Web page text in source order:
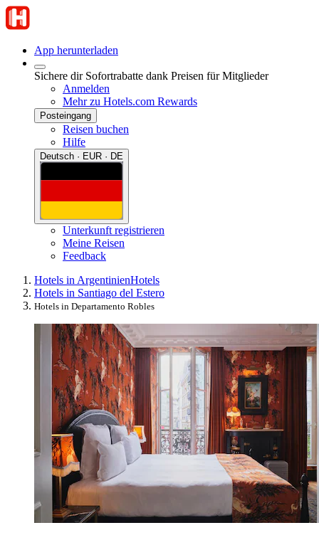
App herunterladen
Sichere dir Sofortrabatte dank Preisen für Mitglieder
Anmelden
Mehr zu Hotels.com Rewards
Posteingang
Reisen buchen
Hilfe
Deutsch · EUR · DE
Unterkunft registrieren
Meine Reisen
Feedback
Hotels in ArgentinienHotels
Hotels in Santiago del Estero
Hotels in Departamento Robles